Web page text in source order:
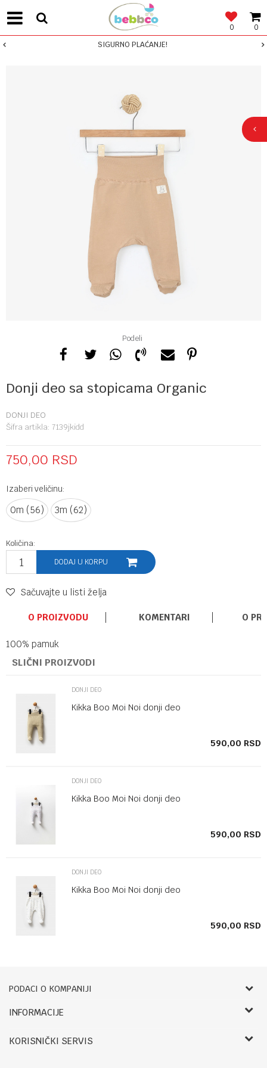
0
0
SIGURNO PLAĆANJE!
Podeli
Donji deo sa stopicama Organic
DONJI DEO
Šifra artikla: 7139jkidd
750,00 RSD
Izaberi veličinu:
0m (56) 3m (62)
Količina:
DODAJ U KORPU
Sačuvajte u listi želja
O PROIZVODU KOMENTARI O
100% pamuk
SLIČNI PROIZVODI
DONJI DEO
Kikka Boo Moi Noi donji deo
590,00 RSD
DONJI DEO
Kikka Boo Moi Noi donji deo
590,00 RSD
DONJI DEO
Kikka Boo Moi Noi donji deo
590,00 RSD
PODACI O KOMPANIJI
Bebbco
RADNO VREME:
INFORMACIJE
Zaposlenje
KORISNIČKI SERVIS